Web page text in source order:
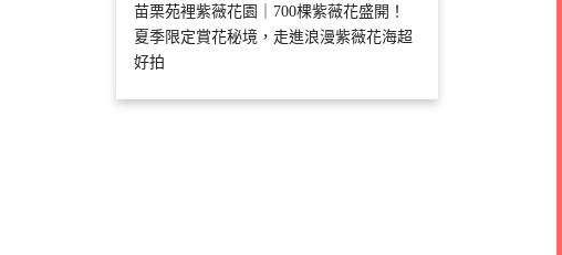
苗栗苑裡紫薇花園｜700棵紫薇花盛開！
夏季限定賞花秘境，走進浪漫紫薇花海超
好拍